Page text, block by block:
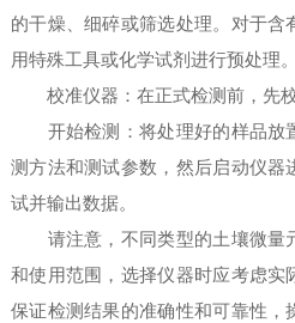
的干燥、细碎或筛选处理。对于含
用特殊工具或化学试剂进行预处理。
校准仪器：在正式检测前，先校
开始检测：将处理好的样品放
测方法和测试参数，然后启动仪器
试并输出数据。
请注意，不同类型的土壤微量
和使用范围，选择仪器时应考虑实
保证检测结果的准确性和可靠性，